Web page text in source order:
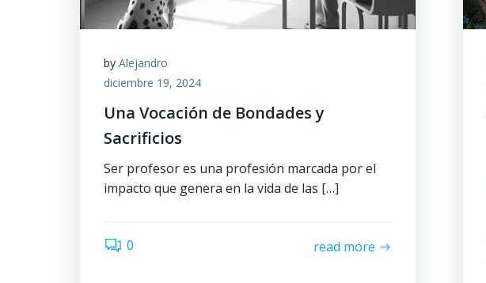
by Alejandro
diciembre 19, 2024
Una Vocación de Bondades y
Sacrificios
Ser profesor es una profesión marcada por el
impacto que genera en la vida de las […]
0 read more